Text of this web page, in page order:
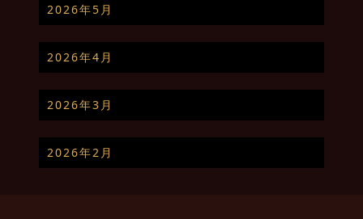
2026年5月
2026年4月
2026年3月
2026年2月